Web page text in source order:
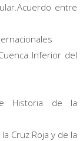
entre
Inferior del
e Historia de la
Cruz Roja y de la